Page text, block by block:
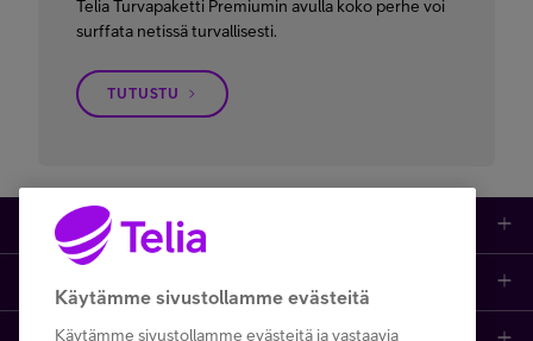
Telia Turvapaketti Premiumin avulla koko perhe voi
surffata netissä turvallisesti.
TUTUSTU
Kauppa
Käytämme sivustollamme evästeitä
Käytämme sivustollamme evästeitä ja vastaavia